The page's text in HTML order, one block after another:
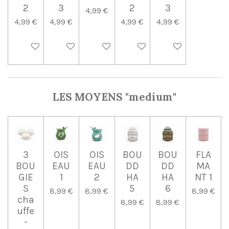
2
4,99 €
Ajouter au panier
3
4,99 €
Ajouter au panier
4,99 €
Ajouter au panier
2
4,99 €
Ajouter au panier
3
4,99 €
Ajouter au panier
LES MOYENS "medium"
3
BOU
GIE
S
cha
uffe
-
OIS
EAU
1
8,99 €
OIS
EAU
2
8,99 €
BOU
DD
HA
5
8,99 €
BOU
DD
HA
6
8,99 €
FLA
MA
NT 1
8,99 €